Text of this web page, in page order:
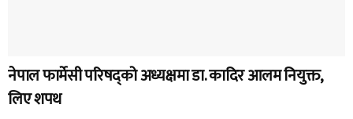
नेपाल फार्मेसी परिषद्को अध्यक्षमा डा. कादिर आलम नियुक्त,
लिए शपथ